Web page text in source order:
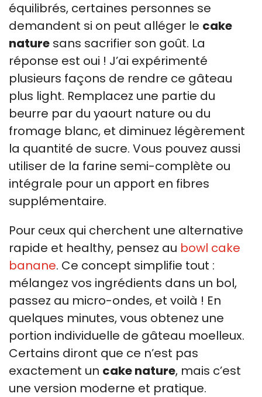
équilibrés, certaines personnes se
demandent si on peut alléger le cake
nature sans sacrifier son goût. La
réponse est oui ! J’ai expérimenté
plusieurs façons de rendre ce gâteau
plus light. Remplacez une partie du
beurre par du yaourt nature ou du
fromage blanc, et diminuez légèrement
la quantité de sucre. Vous pouvez aussi
utiliser de la farine semi-complète ou
intégrale pour un apport en fibres
supplémentaire.
Pour ceux qui cherchent une alternative
rapide et healthy, pensez au bowl cake
banane. Ce concept simplifie tout :
mélangez vos ingrédients dans un bol,
passez au micro-ondes, et voilà ! En
quelques minutes, vous obtenez une
portion individuelle de gâteau moelleux.
Certains diront que ce n’est pas
exactement un cake nature, mais c’est
une version moderne et pratique.